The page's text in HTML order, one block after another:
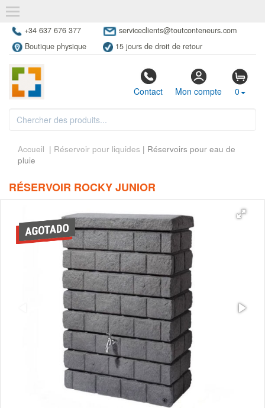
+34 637 676 377
serviceclients@toutconteneurs.com
Boutique physique
15 jours de droit de retour
Contact Mon compte 0
Accueil | Réservoir pour liquides | Réservoirs pour eau de
pluie
RÉSERVOIR ROCKY JUNIOR